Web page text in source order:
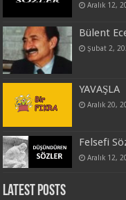
Aralık 12,
Bülent
Şubat 2,
YAVAŞLA
Aralık 20,
Felsefi
Aralık 12,
Latest Posts